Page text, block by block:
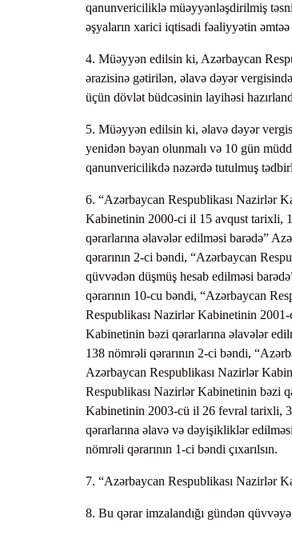
qanunvericiliklə müəyyənləşdirilmiş
əşyaların xarici iqtisadi fəaliyyətin
4. Müəyyən edilsin ki, Azərbaycan
ərazisinə gətirilən, əlavə dəyər
üçün dövlət büdcəsinin layihəsi
5. Müəyyən edilsin ki, əlavə dəyər
yenidən bəyan olunmalı və 10 gün
qanunvericilikdə nəzərdə tutulmuş
6. “Azərbaycan Respublikası Nazirlər
Kabinetinin 2000-ci il 15 avqust tarixli,
qərarlarına əlavələr edilməsi barədə”
qərarının 2-ci bəndi, “Azərbaycan
qüvvədən düşmüş hesab edilməsi
qərarının 10-cu bəndi, “Azərbaycan
Respublikası Nazirlər Kabinetinin
Kabinetinin bəzi qərarlarına əlavələr
138 nömrəli qərarının 2-ci bəndi,
Azərbaycan Respublikası Nazirlər
Respublikası Nazirlər Kabinetinin bəzi
Kabinetinin 2003-cü il 26 fevral tarixli,
qərarlarına əlavə və dəyişikliklər
nömrəli qərarının 1-ci bəndi çıxarılsın.
7. “Azərbaycan Respublikası Nazirlər
8. Bu qərar imzalandığı gündən